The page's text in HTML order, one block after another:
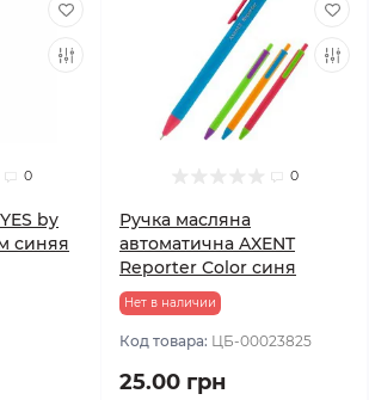
0
by
синяя
0
Ручка масляна
автоматична AXENT
Reporter Color синя
Нет в наличии
Код товара: ЦБ-00023825
25.00 грн